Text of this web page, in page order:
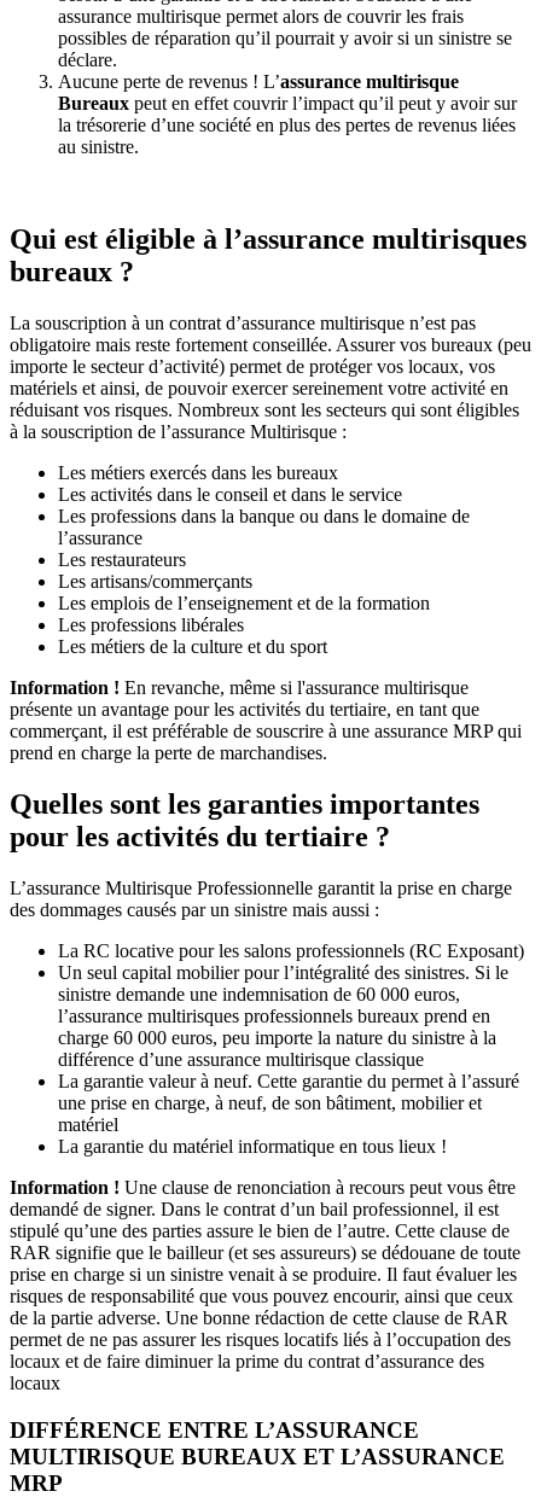
assurance multirisque permet alors de couvrir les frais
possibles de réparation qu’il pourrait y avoir si un sinistre se
déclare.
Aucune perte de revenus ! L’assurance multirisque
Bureaux peut en effet couvrir l’impact qu’il peut y avoir sur
la trésorerie d’une société en plus des pertes de revenus liées
au sinistre.
Qui est éligible à l’assurance multirisques
bureaux ?
La souscription à un contrat d’assurance multirisque n’est pas
obligatoire mais reste fortement conseillée. Assurer vos bureaux (peu
importe le secteur d’activité) permet de protéger vos locaux, vos
matériels et ainsi, de pouvoir exercer sereinement votre activité en
réduisant vos risques. Nombreux sont les secteurs qui sont éligibles
à la souscription de l’assurance Multirisque :
Les métiers exercés dans les bureaux
Les activités dans le conseil et dans le service
Les professions dans la banque ou dans le domaine de
l’assurance
Les restaurateurs
Les artisans/commerçants
Les emplois de l’enseignement et de la formation
Les professions libérales
Les métiers de la culture et du sport
Information ! En revanche, même si l'assurance multirisque
présente un avantage pour les activités du tertiaire, en tant que
commerçant, il est préférable de souscrire à une assurance MRP qui
prend en charge la perte de marchandises.
Quelles sont les garanties importantes
pour les activités du tertiaire ?
L’assurance Multirisque Professionnelle garantit la prise en charge
des dommages causés par un sinistre mais aussi :
La RC locative pour les salons professionnels (RC Exposant)
Un seul capital mobilier pour l’intégralité des sinistres. Si le
sinistre demande une indemnisation de 60 000 euros,
l’assurance multirisques professionnels bureaux prend en
charge 60 000 euros, peu importe la nature du sinistre à la
différence d’une assurance multirisque classique
La garantie valeur à neuf. Cette garantie du permet à l’assuré
une prise en charge, à neuf, de son bâtiment, mobilier et
matériel
La garantie du matériel informatique en tous lieux !
Information ! Une clause de renonciation à recours peut vous être
demandé de signer. Dans le contrat d’un bail professionnel, il est
stipulé qu’une des parties assure le bien de l’autre. Cette clause de
RAR signifie que le bailleur (et ses assureurs) se dédouane de toute
prise en charge si un sinistre venait à se produire. Il faut évaluer les
risques de responsabilité que vous pouvez encourir, ainsi que ceux
de la partie adverse. Une bonne rédaction de cette clause de RAR
permet de ne pas assurer les risques locatifs liés à l’occupation des
locaux et de faire diminuer la prime du contrat d’assurance des
locaux
DIFFÉRENCE ENTRE L’ASSURANCE
MULTIRISQUE BUREAUX ET L’ASSURANCE
MRP